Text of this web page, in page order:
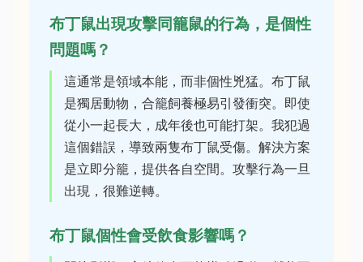
布丁鼠出現攻擊同籠鼠的行為，是個性
問題嗎？
這通常是領域本能，而非個性兇猛。布丁鼠
是獨居動物，合籠飼養極易引發衝突。即使
從小一起長大，成年後也可能打架。我犯過
這個錯誤，導致兩隻布丁鼠受傷。解決方案
是立即分籠，提供各自空間。攻擊行為一旦
出現，很難逆轉。
布丁鼠個性會受飲食影響嗎？